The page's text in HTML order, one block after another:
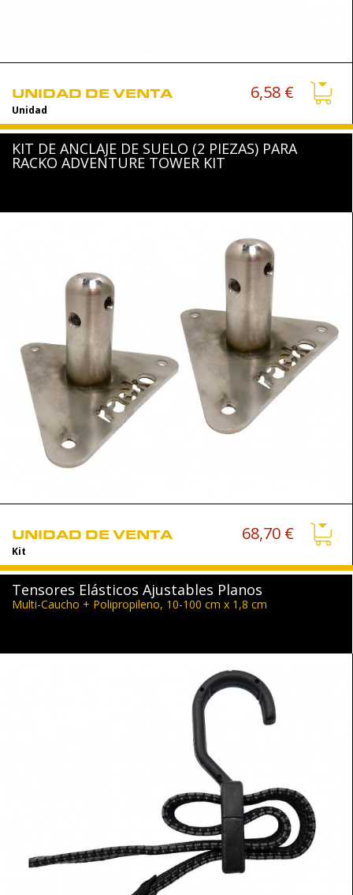
UNIDAD DE VENTA
Unidad
6,58 €
KIT DE ANCLAJE DE SUELO (2 PIEZAS) PARA
RACKO ADVENTURE TOWER KIT
UNIDAD DE VENTA
Kit
68,70 €
Tensores Elásticos Ajustables Planos
Multi-Caucho + Polipropileno, 10-100 cm x 1,8 cm